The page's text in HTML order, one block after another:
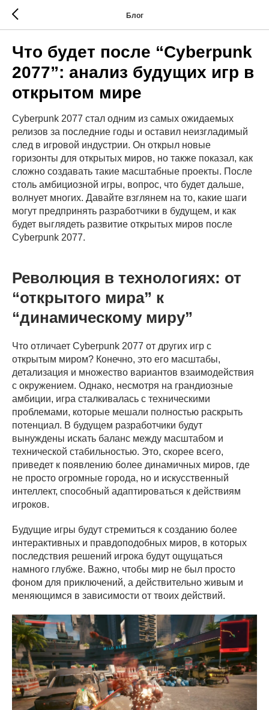
Блог
Что будет после “Cyberpunk
2077”: анализ будущих игр в
открытом мире
Cyberpunk 2077 стал одним из самых ожидаемых
релизов за последние годы и оставил неизгладимый
след в игровой индустрии. Он открыл новые
горизонты для открытых миров, но также показал, как
сложно создавать такие масштабные проекты. После
столь амбициозной игры, вопрос, что будет дальше,
волнует многих. Давайте взглянем на то, какие шаги
могут предпринять разработчики в будущем, и как
будет выглядеть развитие открытых миров после
Cyberpunk 2077.
Революция в технологиях: от
“открытого мира” к
“динамическому миру”
Что отличает Cyberpunk 2077 от других игр с
открытым миром? Конечно, это его масштабы,
детализация и множество вариантов взаимодействия
с окружением. Однако, несмотря на грандиозные
амбиции, игра сталкивалась с техническими
проблемами, которые мешали полностью раскрыть
потенциал. В будущем разработчики будут
вынуждены искать баланс между масштабом и
технической стабильностью. Это, скорее всего,
приведет к появлению более динамичных миров, где
не просто огромные города, но и искусственный
интеллект, способный адаптироваться к действиям
игроков.
Будущие игры будут стремиться к созданию более
интерактивных и правдоподобных миров, в которых
последствия решений игрока будут ощущаться
намного глубже. Важно, чтобы мир не был просто
фоном для приключений, а действительно живым и
меняющимся в зависимости от твоих действий.